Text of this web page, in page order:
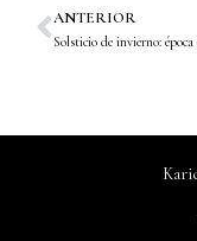
Prev
ANTERIOR